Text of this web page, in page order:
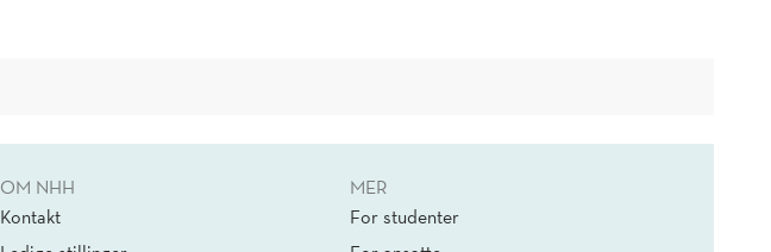
OM NHH
Kontakt
MER
For studenter